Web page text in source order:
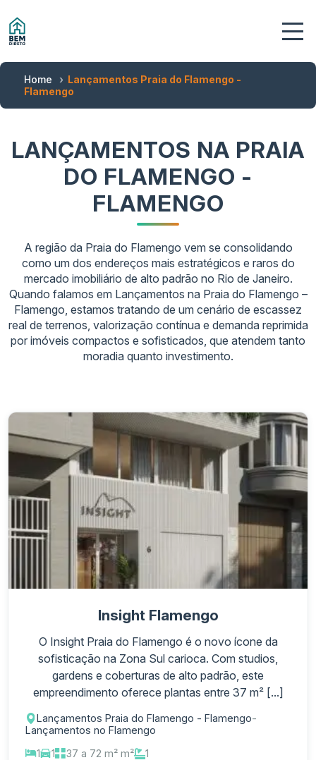
Home
Lançamentos Praia do Flamengo -
Flamengo
LANÇAMENTOS NA PRAIA
DO FLAMENGO -
FLAMENGO
A região da Praia do Flamengo vem se consolidando
como um dos endereços mais estratégicos e raros do
mercado imobiliário de alto padrão no Rio de Janeiro.
Quando falamos em Lançamentos na Praia do Flamengo –
Flamengo, estamos tratando de um cenário de escassez
real de terrenos, valorização contínua e demanda reprimida
por imóveis compactos e sofisticados, que atendem tanto
moradia quanto investimento.
Insight Flamengo
O Insight Praia do Flamengo é o novo ícone da
sofisticação na Zona Sul carioca. Com studios,
gardens e coberturas de alto padrão, este
empreendimento oferece plantas entre 37 m² [...]
Lançamentos Praia do Flamengo - Flamengo-
Lançamentos no Flamengo
1
1 37 a 72 m² m² 1